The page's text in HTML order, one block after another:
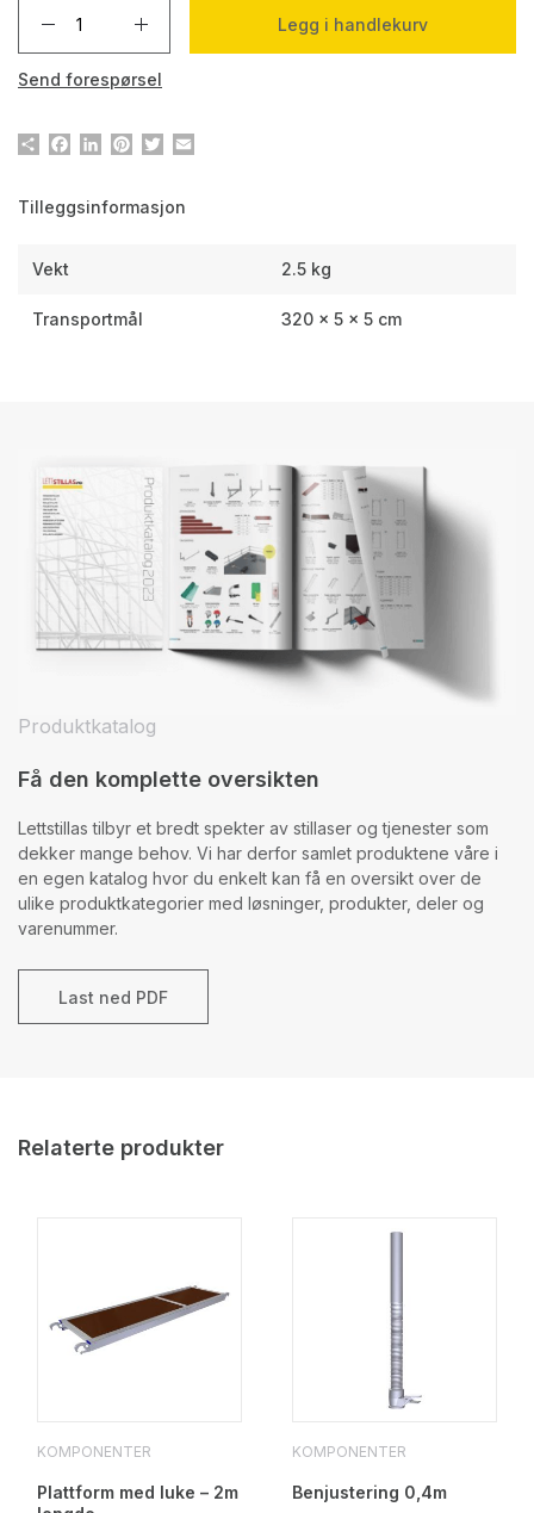
Legg i handlekurv
Send forespørsel
Del Facebook
LinkedInPinterestTwitter
Tilleggsinformasjon
Vekt 2.5 kg
Transportmål 320 × 5 × 5 cm
Produktkatalog
Få den komplette oversikten
Lettstillas tilbyr et bredt spekter av stillaser og tjenester som
dekker mange behov. Vi har derfor samlet produktene våre i
en egen katalog hvor du enkelt kan få en oversikt over de
ulike produktkategorier med løsninger, produkter, deler og
varenummer.
Last ned PDF
Relaterte produkter
KOMPONENTER
Plattform med luke – 2m
KOMPONENTER
Benjustering 0,4m